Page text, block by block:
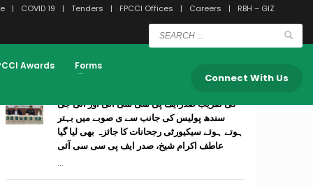
COVID 19 Tenders FPCCI Offices Careers RBH – GIZ
Awards
Forms
Connect With Us
کی تقریب صدرایف پی سی سی آئی اور آئی جی
سندھ پولیس کی جانب سے ی صوبے میں بہتر
ہوتے ہوئے سیکیورٹی رجحانات کا جائزہ بھی لیا گیا
عاطف اکرام شیخ، صدر ایف پی سی سی آئی
...